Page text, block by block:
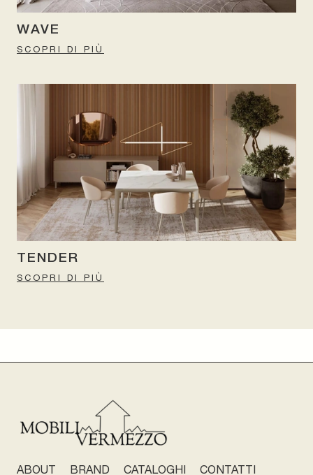
WAVE
SCOPRI DI PIÙ
TENDER
SCOPRI DI PIÙ
ABOUT BRAND CATALOGHI CONTATTI